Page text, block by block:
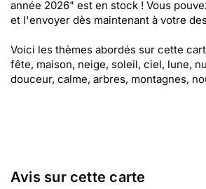
année 2026" est en stock ! Vous
et l'envoyer dès maintenant à votre
Voici les thèmes abordés sur cette
fête, maison, neige, soleil, ciel, lune,
douceur, calme, arbres, montagnes,
Avis sur cette carte